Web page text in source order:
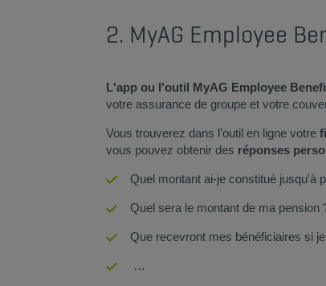
2. MyAG Employee
L'app ou l'outil MyAG Employee
votre assurance de groupe et votre
Vous trouverez dans l'outil en ligne votre
vous pouvez obtenir des réponses
Quel montant ai-je constitué jusqu'à
Quel sera le montant de ma pension
Que recevront mes bénéficiaires si
…